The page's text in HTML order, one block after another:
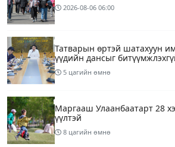
2026-08-06 06:00
Татварын өртэй шатахуун
үүдийн дансыг
5 цагийн өмнө
Маргааш Улаанбаатарт 28
үүлтэй
8 цагийн өмнө